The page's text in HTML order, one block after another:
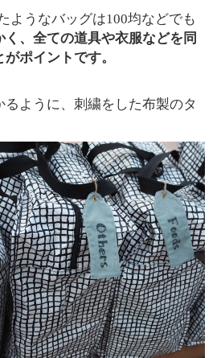
ようなバッグは100均などでも
く、全ての道具や衣服などを同
ポイントです。
ように、刺繍をした布製のタ